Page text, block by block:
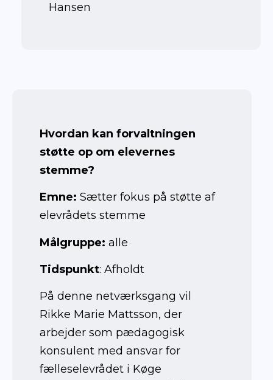
Hansen
Hvordan kan forvaltningen
støtte op om elevernes
stemme?
Emne: Sætter fokus på støtte af
elevrådets stemme
Målgruppe: alle
Tidspunkt: Afholdt
På denne netværksgang vil
Rikke Marie Mattsson, der
arbejder som pædagogisk
konsulent med ansvar for
fælleselevrådet i Køge